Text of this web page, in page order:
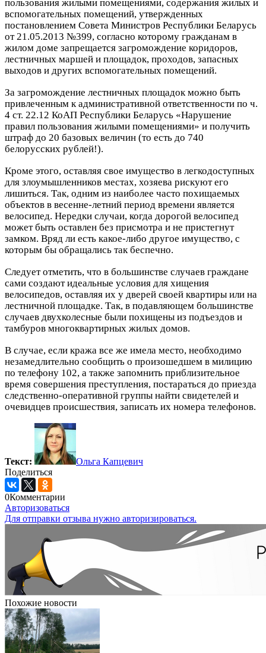
пользования жилыми помещениями, содержания жилых и
вспомогательных помещений, утвержденных
постановлением Совета Министров Республики Беларусь
от 21.05.2013 №399, согласно которому гражданам в
жилом доме запрещается загромождение коридоров,
лестничных маршей и площадок, проходов, запасных
выходов и других вспомогательных помещений.
За загромождение лестничных площадок можно быть
привлеченным к административной ответственности по ч.
4 ст. 22.12 КоАП Республики Беларусь «Нарушение
правил пользования жилыми помещениями» и получить
штраф до 20 базовых величин (то есть до 740
белорусских рублей!).
Кроме этого, оставляя свое имущество в легкодоступных
для злоумышленников местах, хозяева рискуют его
лишиться. Так, одним из наиболее часто похищаемых
объектов в весенне-летний период времени является
велосипед. Нередки случаи, когда дорогой велосипед
может быть оставлен без присмотра и не пристегнут
замком. Вряд ли есть какое-либо другое имущество, с
которым бы обращались так беспечно.
Следует отметить, что в большинстве случаев граждане
сами создают идеальные условия для хищения
велосипедов, оставляя их у дверей своей квартиры или на
лестничной площадке. Так, в подавляющем большинстве
случаев двухколесные были похищены из подъездов и
тамбуров многоквартирных жилых домов.
В случае, если кража все же имела место, необходимо
незамедлительно сообщить о произошедшем в милицию
по телефону 102, а также запомнить приблизительное
время совершения преступления, постараться до приезда
следственно-оперативной группы найти свидетелей и
очевидцев происшествия, записать их номера телефонов.
Текст:
Ольга Капцевич
Поделиться
0Комментарии
Авторизоваться
Для отправки отзыва нужно авторизироваться.
Похожие новости